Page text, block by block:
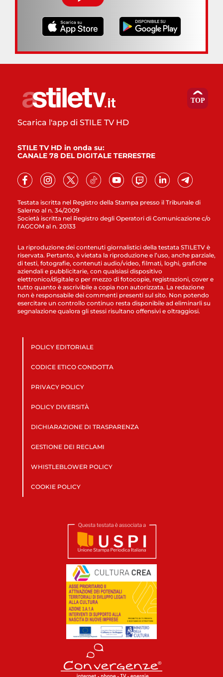
Testata iscritta nel Registro della Stampa presso il Tribunale di
Salerno al n. 34/2009
Società iscritta nel Registro degli Operatori di Comunicazione c/o
l’AGCOM al n. 20133
Scarica l'app di STILE TV HD
STILE TV HD in onda su:
CANALE 78 DEL DIGITALE TERRESTRE
La riproduzione dei contenuti giornalistici della testata STILETV è
riservata. Pertanto, è vietata la riproduzione e l’uso, anche parziale,
di testi, fotografie, contenuti audio/video, filmati, loghi, grafiche
aziendali e pubblicitarie, con qualsiasi dispositivo
elettronico/digitale o per mezzo di fotocopie, registrazioni, cover e
tutto quanto è ascrivibile a copia non autorizzata. La redazione
non è responsabile dei commenti presenti sul sito. Non potendo
esercitare un controllo continuo resta disponibile ad eliminarli su
segnalazione qualora gli stessi risultano offensivi e oltraggiosi.
POLICY EDITORIALE
CODICE ETICO CONDOTTA
PRIVACY POLICY
POLICY DIVERSITÀ
DICHIARAZIONE DI TRASPARENZA
GESTIONE DEI RECLAMI
WHISTLEBLOWER POLICY
COOKIE POLICY